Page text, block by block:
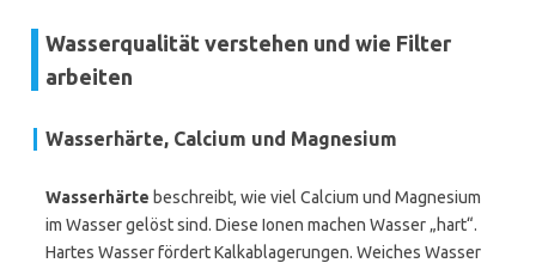
Wasserqualität verstehen und wie Filter
arbeiten
Wasserhärte, Calcium und Magnesium
Wasserhärte beschreibt, wie viel Calcium und Magnesium
im Wasser gelöst sind. Diese Ionen machen Wasser „hart“.
Hartes Wasser fördert Kalkablagerungen. Weiches Wasser